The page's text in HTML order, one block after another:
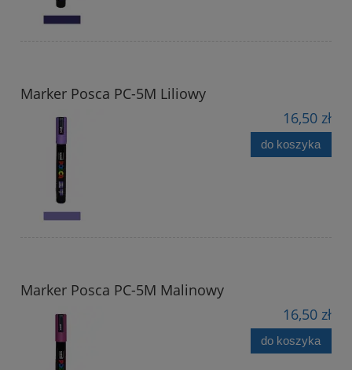
Marker Posca PC-5M Liliowy
16,50 zł
do koszyka
Marker Posca PC-5M Malinowy
16,50 zł
do koszyka